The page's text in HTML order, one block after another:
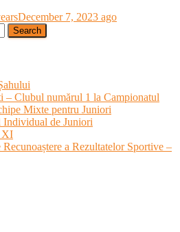
December 7, 2023 ago
– Clubul numărul 1 la Campionatul
Mixte pentru Juniori
de Juniori
XI
a Rezultatelor Sportive –